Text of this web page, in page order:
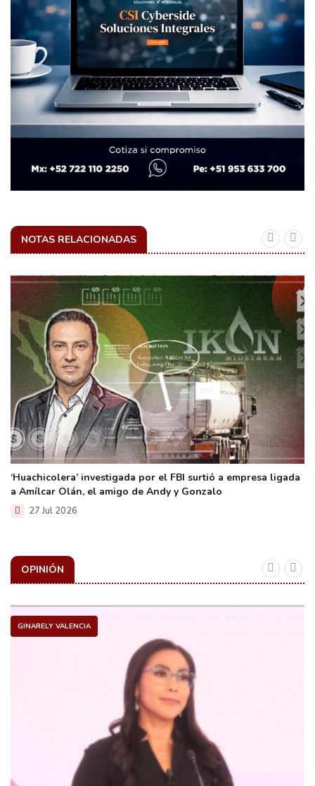
NOTAS RELACIONADAS
‘Huachicolera’ investigada por el FBI surtió a empresa ligada
a Amílcar Olán, el amigo de Andy y Gonzalo
27 Jul 2026
OPINIÓN
GINARELY VALENCIA